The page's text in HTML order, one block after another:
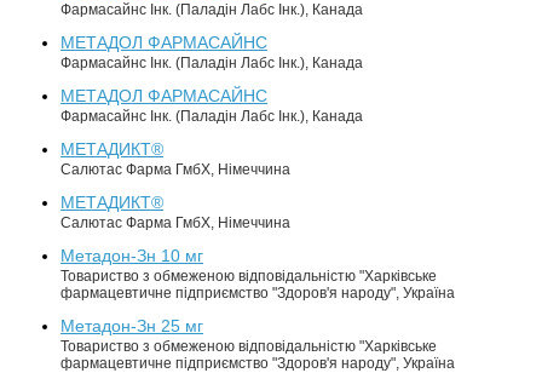
Фармасайнс Інк. (Паладін Лабс Інк.), Канада
МЕТАДОЛ ФАРМАСАЙНС
Фармасайнс Інк. (Паладін Лабс Інк.), Канада
МЕТАДОЛ ФАРМАСАЙНС
Фармасайнс Інк. (Паладін Лабс Інк.), Канада
МЕТАДИКТ®
Салютас Фарма ГмбХ, Німеччина
МЕТАДИКТ®
Салютас Фарма ГмбХ, Німеччина
Метадон-Зн 10 мг
Товариство з обмеженою відповідальністю "Харківське
фармацевтичне підприємство "Здоров'я народу", Україна
Метадон-Зн 25 мг
Товариство з обмеженою відповідальністю "Харківське
фармацевтичне підприємство "Здоров'я народу", Україна